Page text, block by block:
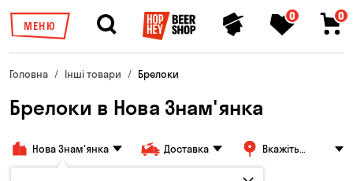
МЕНЮ
0 0
Головна Інші товари Брелоки
Брелоки в Нова Знам'янка
Нова Знам'янка Доставка
Вкажіть